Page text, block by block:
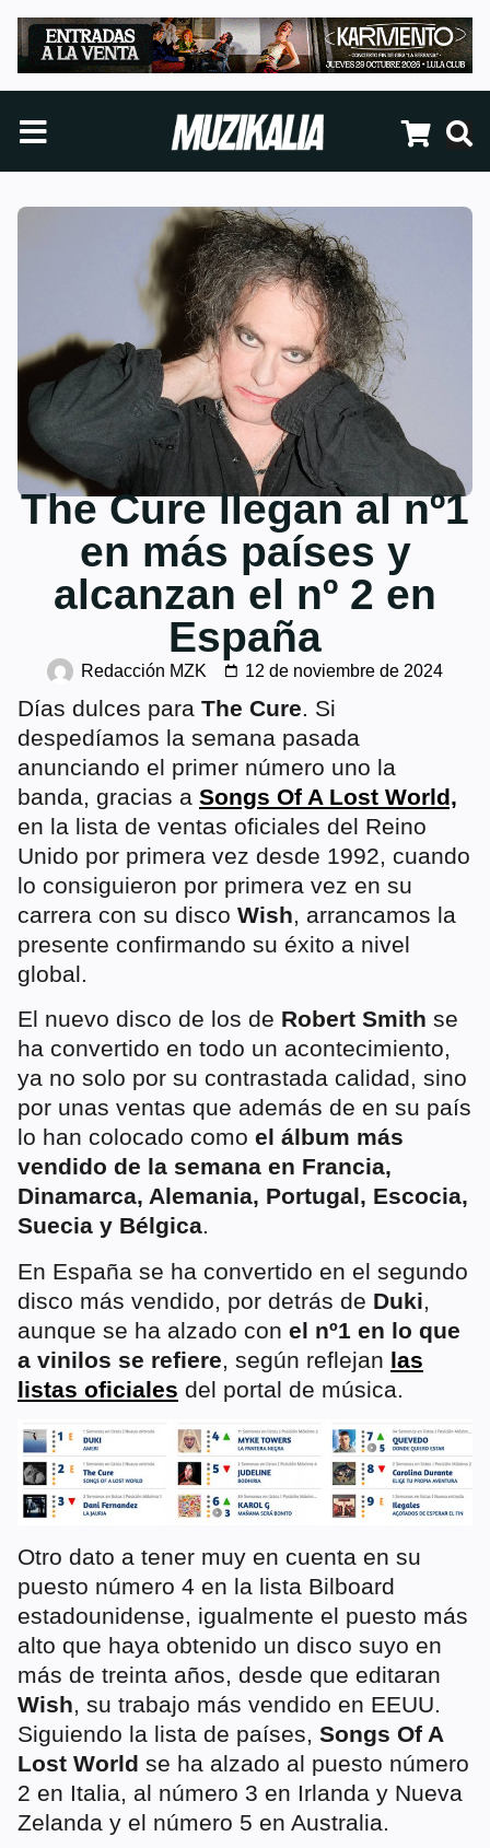
The Cure llegan al nº1
en más países y
alcanzan el nº 2 en
España
Redacción MZK 12 de noviembre de 2024
Días dulces para The Cure. Si
despedíamos la semana pasada
anunciando el primer número uno la
banda, gracias a Songs Of A Lost World,
en la lista de ventas oficiales del Reino
Unido por primera vez desde 1992, cuando
lo consiguieron por primera vez en su
carrera con su disco Wish, arrancamos la
presente confirmando su éxito a nivel
global.
El nuevo disco de los de Robert Smith se
ha convertido en todo un acontecimiento,
ya no solo por su contrastada calidad, sino
por unas ventas que además de en su país
lo han colocado como el álbum más
vendido de la semana en Francia,
Dinamarca, Alemania, Portugal, Escocia,
Suecia y Bélgica.
En España se ha convertido en el segundo
disco más vendido, por detrás de Duki
aunque se ha alzado con el nº1 en lo que
a vinilos se refiere , según reflejan las
listas oficiales del portal de música.
Otro dato a tener muy en cuenta en su
puesto número 4 en la lista Bilboard
estadounidense, igualmente el puesto más
alto que haya obtenido un disco suyo en
más de treinta años, desde que editaran
Wish, su trabajo más vendido en EEUU.
Siguiendo la lista de países, Songs Of A
Lost World se ha alzado al puesto número
2 en Italia, al número 3 en Irlanda y Nueva
Zelanda y el número 5 en Australia.